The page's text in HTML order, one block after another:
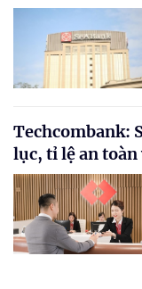
Techcombank:
lục, tỉ lệ an